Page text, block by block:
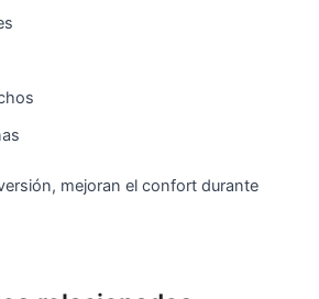
mejoran el confort durante